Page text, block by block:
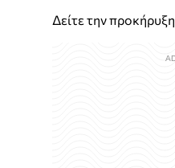
Δείτε την προκήρυξη